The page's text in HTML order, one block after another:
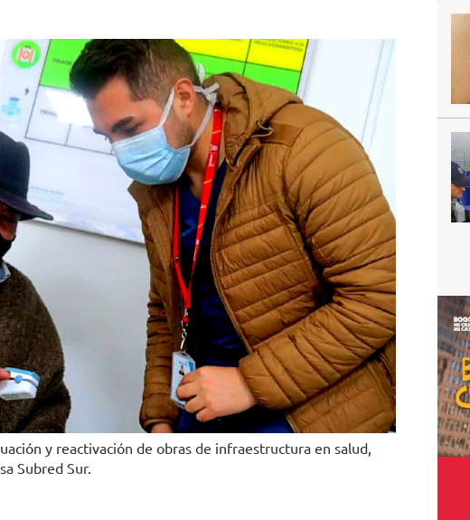
y reactivación de obras de infraestructura en salud,
Subred Sur.